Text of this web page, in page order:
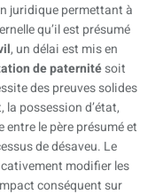
juridique permettant à
qu’il est présumé
, un délai est mis en
de paternitésoit
des preuves solides
la possession d’état,
entre le père présumé et
de désaveu. Le
modifier les
conséquent sur